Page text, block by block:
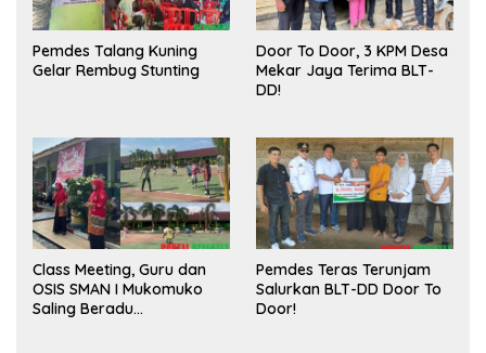
Pemdes Talang Kuning
Gelar Rembug Stunting
Door To Door, 3 KPM Desa
Mekar Jaya Terima BLT-
DD!
Class Meeting, Guru dan
OSIS SMAN I Mukomuko
Saling Beradu
Pemdes Teras Terunjam
Salurkan BLT-DD Door To
Door!